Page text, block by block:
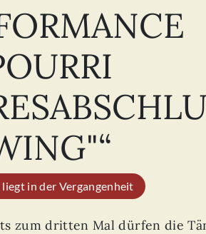
in der Vergangenheit
zum dritten Mal dürfen die